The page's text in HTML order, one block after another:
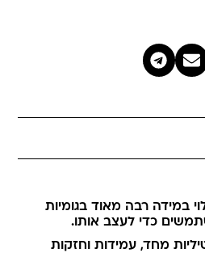
במידה רבה מאוד בגומיות
כדי לעצב אותו.
מחד, עמידות וחזקות